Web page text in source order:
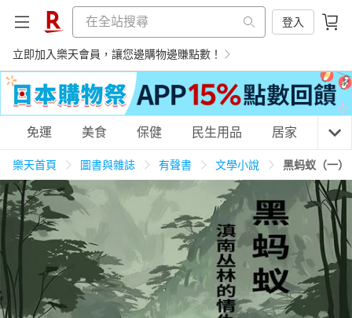
登入
立即加入樂天會員，讓您邊購物邊賺點數！
購物網分類
天天免運 養生保健 民生用品
居家生活 3C家電 運動休閒 親子玩具
免運 美食 保健 民生用品 居家 3C
樂天首頁 圖書與雜誌 有聲書 文學小說 黑蚂蚁（一）